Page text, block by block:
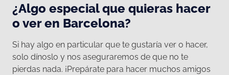
¿Algo especial que quieras hacer
o ver en Barcelona?
Si hay algo en particular que te gustaría ver o hacer,
solo dínoslo y nos aseguraremos de que no te
pierdas nada. ¡Prepárate para hacer muchos amigos